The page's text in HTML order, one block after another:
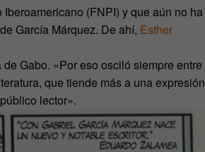
(FNPI) y que aún no ha
García Márquez. De ahí, Esther
Gabo. «Por eso osciló siempre entre
que tiende más a una expresión
lector».